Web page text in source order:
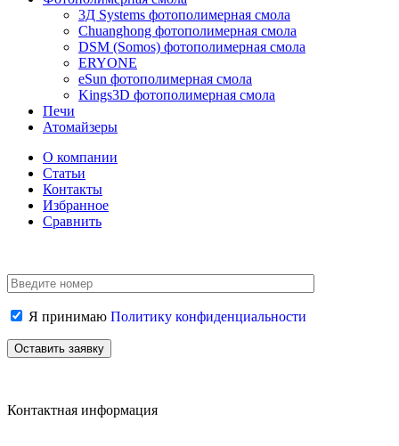
3Д Systems фотополимерная смола
Chuanghong фотополимерная смола
DSM (Somos) фотополимерная смола
ERYONE
eSun фотополимерная смола
Kings3D фотополимерная смола
Печи
Атомайзеры
О компании
Статьи
Контакты
Избранное
Сравнить
Я принимаю Политику конфиденциальности
Контактная информация